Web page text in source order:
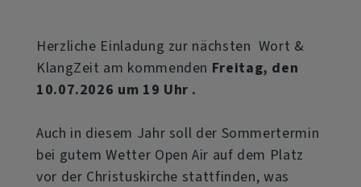
Herzliche Einladung zur nächsten Wort &
KlangZeit am kommenden Freitag, den
10.07.2026 um 19 Uhr .
Auch in diesem Jahr soll der Sommertermin
bei gutem Wetter Open Air auf dem Platz
vor der Christuskirche stattfinden, was